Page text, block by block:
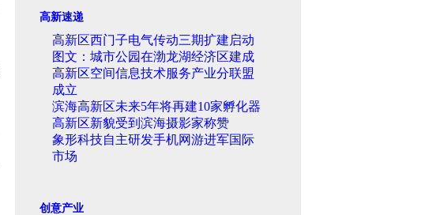
高新速递
高新区西门子电气传动三期扩建启动
图文：城市公园在渤龙湖经济区建成
高新区空间信息技术服务产业分联盟
成立
滨海高新区未来5年将再建10家孵化器
高新区新貌受到滨海摄影家称赞
象形科技自主研发手机网游进军国际
市场
创意产业